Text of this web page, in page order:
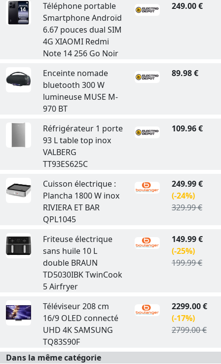
Téléphone portable
Smartphone Androïd
6.67 pouces dual SIM
4G XIAOMI Redmi
Note 14 256 Go Noir
249.00 €
Enceinte nomade
bluetooth 300 W
lumineuse MUSE M-
970 BT
89.98 €
Réfrigérateur 1 porte
93 L table top inox
VALBERG
TT93ES625C
109.96 €
Cuisson électrique :
Plancha 1800 W inox
RIVIERA ET BAR
QPL1045
249.99 €
(-24%)
329.99 €
Friteuse électrique
sans huile 10 L
double BRAUN
TD5030IBK TwinCook
5 Airfryer
149.99 €
(-25%)
199.99 €
Téléviseur 208 cm
16/9 OLED connecté
UHD 4K SAMSUNG
TQ83S90F
2299.00 €
(-17%)
2799.00 €
Dans la même catégorie